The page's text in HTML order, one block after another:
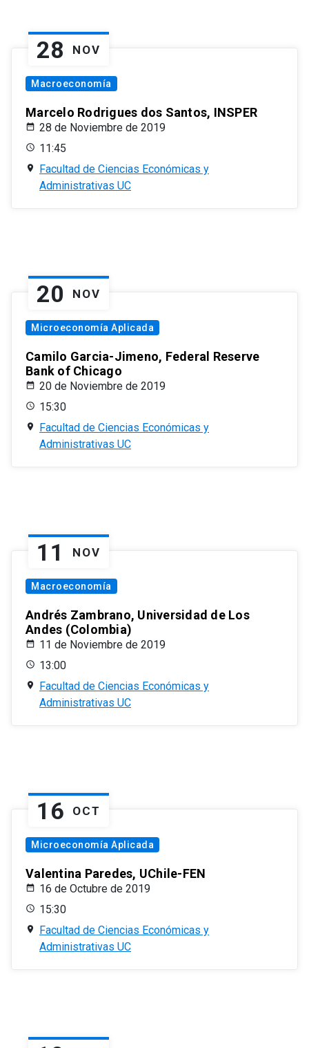
28 NOV
Macroeconomía
Marcelo Rodrigues dos Santos, INSPER
28 de Noviembre de 2019
11:45
Facultad de Ciencias Económicas y
Administrativas UC
20 NOV
Microeconomía Aplicada
Camilo Garcia-Jimeno, Federal Reserve
Bank of Chicago
20 de Noviembre de 2019
15:30
Facultad de Ciencias Económicas y
Administrativas UC
11 NOV
Macroeconomía
Andrés Zambrano, Universidad de Los
Andes (Colombia)
11 de Noviembre de 2019
13:00
Facultad de Ciencias Económicas y
Administrativas UC
16 OCT
Microeconomía Aplicada
Valentina Paredes, UChile-FEN
16 de Octubre de 2019
15:30
Facultad de Ciencias Económicas y
Administrativas UC